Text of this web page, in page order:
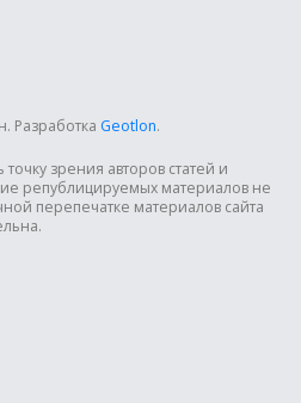
Разработка Geotlon.
зрения авторов статей и
републицируемых материалов не
перепечатке материалов сайта